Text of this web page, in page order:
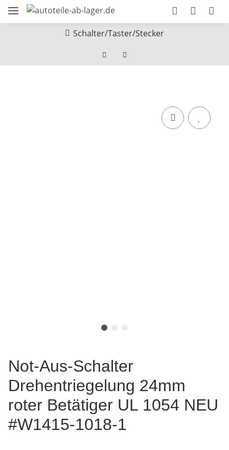
Schalter/Taster/Stecker
Not-Aus-Schalter
Drehentriegelung 24mm
roter Betätiger UL 1054 NEU
#W1415-1018-1